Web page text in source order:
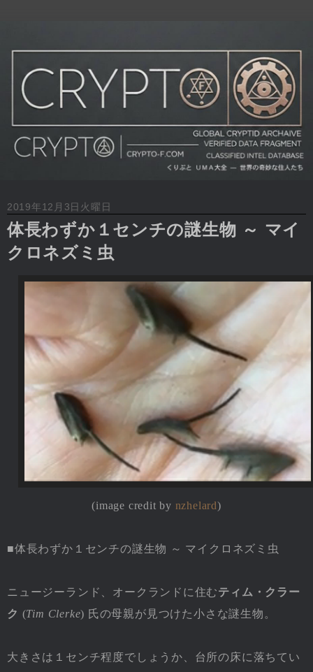
2019年12月3日火曜日
体長わずか１センチの謎生物 ～ マイ
クロネズミ虫
(image credit by nzhelard)
■体長わずか１センチの謎生物 ～ マイクロネズミ虫
ニュージーランド、オークランドに住むティム・クラー
ク (Tim Clerke) 氏の母親が見つけた小さな謎生物。
大きさは１センチ程度でしょうか、台所の床に落ちてい